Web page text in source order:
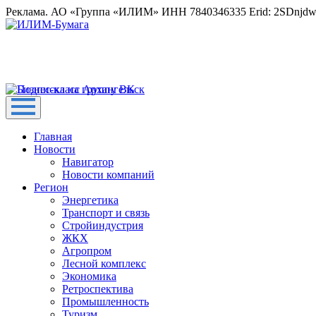
Реклама. АО «Группа «ИЛИМ» ИНН 7840346335 Erid:
Главная
Новости
Навигатор
Новости компаний
Регион
Энергетика
Транспорт и связь
Стройиндустрия
ЖКХ
Агропром
Лесной комплекс
Экономика
Ретроспектива
Промышленность